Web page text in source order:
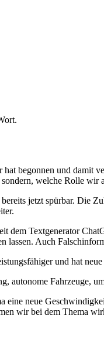
begonnen und
welche Rolle wir
jetzt spürbar. Die
dem Textgenerator
Auch
und hat
autonome Fahrzeuge,
neue
wir bei dem Thema